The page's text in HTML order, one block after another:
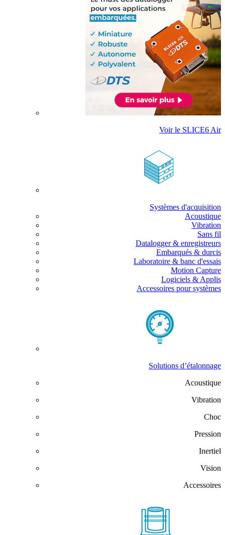
Voir le SLICE6 Air
Systèmes d'acquisition
Acoustique
Vibration
Sans fil
Datalogger & enregistreurs
Embarqués & durcis
Laboratoire & banc d'essais
Motion Capture
Logiciels & Applis
Accessoires pour systèmes
Solutions d’étalonnage
Acoustique
Vibration
Choc
Pression
Inertiel
Vision
Accessoires